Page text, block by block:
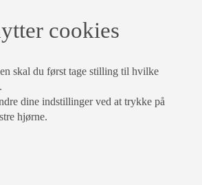
i garage
cookies
skal du først tage stilling til hvilke
dine indstillinger ved at trykke på
hjørne.